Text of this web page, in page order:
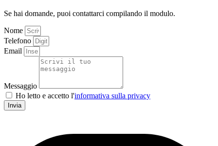
Se hai domande, puoi contattarci compilando il modulo.
Nome
Telefono
Email
Messaggio
Ho letto e accetto l'informativa sulla privacy
Invia